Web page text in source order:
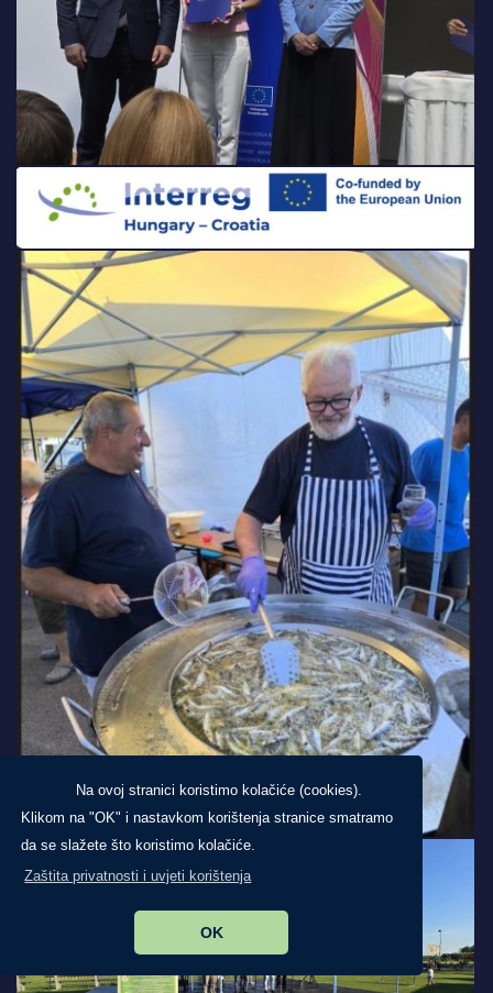
Na ovoj stranici koristimo kolačiće (cookies).
Klikom na "OK" i nastavkom korištenja stranice smatramo
da se slažete što koristimo kolačiće.
Zaštita privatnosti i uvjeti korištenja
OK